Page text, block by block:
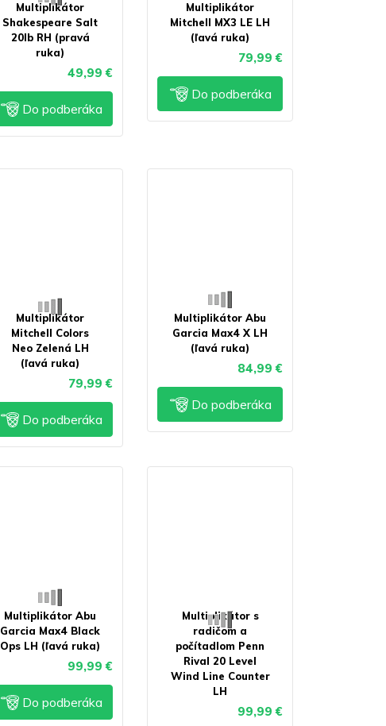
Multiplikátor
Shakespeare Salt
20lb RH (pravá
ruka)
49,99 €
Do podberáka
Multiplikátor
Mitchell MX3 LE LH
(ľavá ruka)
79,99 €
Do podberáka
Multiplikátor
Mitchell Colors
Neo Zelená LH
(ľavá ruka)
79,99 €
Do podberáka
Multiplikátor Abu
Garcia Max4 X LH
(ľavá ruka)
84,99 €
Do podberáka
Multiplikátor Abu
Garcia Max4 Black
Ops LH (ľavá ruka)
99,99 €
Do podberáka
Multiplikátor s
radičom a
počítadlom Penn
Rival 20 Level
Wind Line Counter
LH
99,99 €